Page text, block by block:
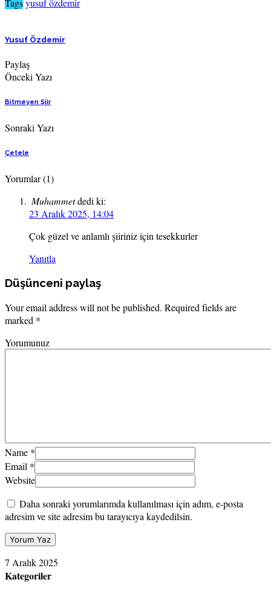
Tagsyusuf özdemir
Yusuf Özdemir
Paylaş
Önceki Yazı
Bitmeyen Şiir
Sonraki Yazı
Çetele
Yorumlar(1)
Muhammetdedi ki:
23 Aralık 2025, 14:04
Çok güzel ve anlamlı şiiriniz için tesekkurler
Yanıtla
Düşünceni paylaş
Your email address will not be published. Required fields are
marked *
Yorumunuz
Name *
Email *
Website
Daha sonraki yorumlarımda kullanılması için adım, e-posta
adresim ve site adresim bu tarayıcıya kaydedilsin.
7 Aralık 2025
Kategoriler